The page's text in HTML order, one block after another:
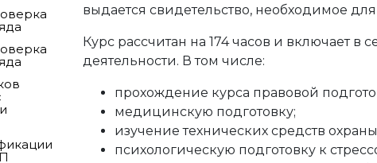
выдается свидетельство, необходимое
Курс рассчитан на 174 часов и включает в
деятельности. В том числе:
прохождение курса правовой
медицинскую подготовку;
изучение технических средств
психологическую подготовку к